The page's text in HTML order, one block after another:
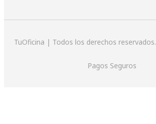
TuOficina | Todos los derechos reservados.
Pagos Seguros